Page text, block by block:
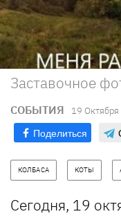
Заставочное
СОБЫТИЯ 19
Поделиться
КОЛБАСА КОТЫ
Сегодня, 19